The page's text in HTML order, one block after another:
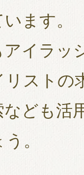
ます。
イラッ
ストの
ども活
。